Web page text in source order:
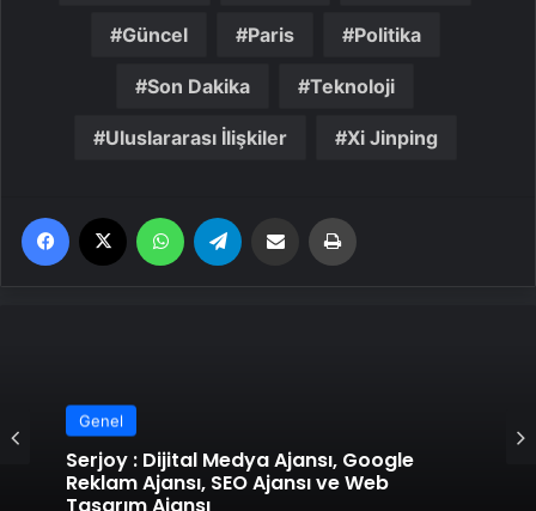
Güncel Paris Politika
Son Dakika Teknoloji
Uluslararası İlişkiler Xi Jinping
Facebook WhatsApp Email'den paylaş
Genel
Serjoy : Dijital Medya Ajansı, Google
Reklam Ajansı, SEO Ajansı ve Web
Tasarım Ajansı